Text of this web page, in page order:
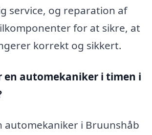
service, og reparation af
for at sikre, at
korrekt og sikkert.
en automekaniker i timen i
automekaniker i Bruunshåb